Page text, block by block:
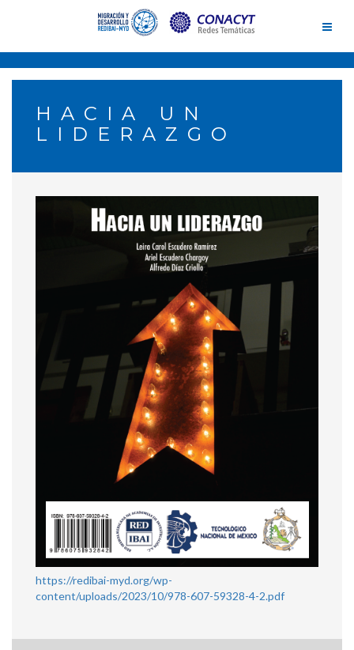
HACIA UN
LIDERAZGO
https://redibai-myd.org/wp-
content/uploads/2023/10/978-607-59328-4-2.pdf